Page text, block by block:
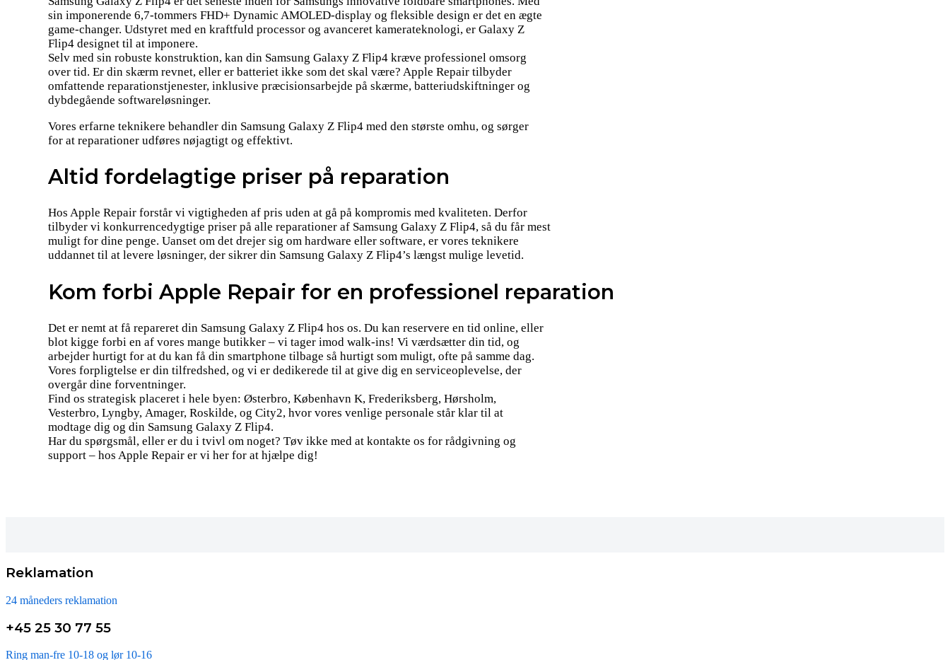
sin imponerende 6,7-tommers FHD+ Dynamic AMOLED-display og fleksible design er det en ægte
game-changer. Udstyret med en kraftfuld processor og avanceret kamerateknologi, er Galaxy Z
Flip4 designet til at imponere.
Selv med sin robuste konstruktion, kan din Samsung Galaxy Z Flip4 kræve professionel omsorg
over tid. Er din skærm revnet, eller er batteriet ikke som det skal være? Apple Repair tilbyder
omfattende reparationstjenester, inklusive præcisionsarbejde på skærme, batteriudskiftninger og
dybdegående softwareløsninger.
Vores erfarne teknikere behandler din Samsung Galaxy Z Flip4 med den største omhu, og sørger
for at reparationer udføres nøjagtigt og effektivt.
Altid fordelagtige priser på reparation
Hos Apple Repair forstår vi vigtigheden af pris uden at gå på kompromis med kvaliteten. Derfor
tilbyder vi konkurrencedygtige priser på alle reparationer af Samsung Galaxy Z Flip4, så du får mest
muligt for dine penge. Uanset om det drejer sig om hardware eller software, er vores teknikere
uddannet til at levere løsninger, der sikrer din Samsung Galaxy Z Flip4’s længst mulige levetid.
Kom forbi Apple Repair for en professionel reparation
Det er nemt at få repareret din Samsung Galaxy Z Flip4 hos os. Du kan reservere en tid online, eller
blot kigge forbi en af vores mange butikker – vi tager imod walk-ins! Vi værdsætter din tid, og
arbejder hurtigt for at du kan få din smartphone tilbage så hurtigt som muligt, ofte på samme dag.
Vores forpligtelse er din tilfredshed, og vi er dedikerede til at give dig en serviceoplevelse, der
overgår dine forventninger.
Find os strategisk placeret i hele byen: Østerbro, København K, Frederiksberg, Hørsholm,
Vesterbro, Lyngby, Amager, Roskilde, og City2, hvor vores venlige personale står klar til at
modtage dig og din Samsung Galaxy Z Flip4.
Har du spørgsmål, eller er du i tvivl om noget? Tøv ikke med at kontakte os for rådgivning og
support – hos Apple Repair er vi her for at hjælpe dig!
Reklamation
24 måneders reklamation
+45 25 30 77 55
Ring man-fre 10-18 og lør 10-16